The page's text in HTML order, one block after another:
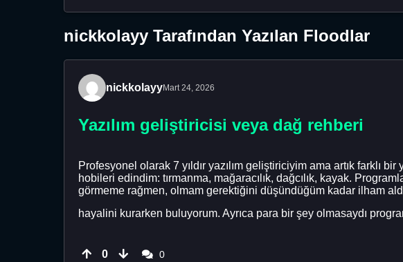
nickkolayy Tarafından Yazılan Floodlar
nickkolayyMart 24, 2026
Yazılım geliştiricisi veya dağ rehberi
Profesyonel olarak 7 yıldır yazılım geliştiriciyim ama artık farklı
hobileri edindim: tırmanma, mağaracılık, dağcılık, kayak.
görmeme rağmen, olmam gerektiğini düşündüğüm kadar ilham
hayalini kurarken buluyorum. Ayrıca para bir şey olmasaydı
0 0